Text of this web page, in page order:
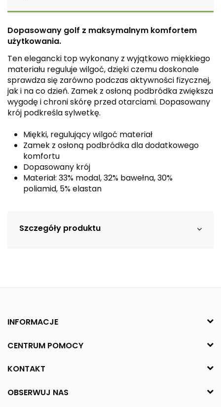
Dopasowany golf z maksymalnym komfortem
użytkowania.
Ten elegancki top wykonany z wyjątkowo miękkiego
materiału reguluje wilgoć, dzięki czemu doskonale
sprawdza się zarówno podczas aktywności fizycznej,
jak i na co dzień. Zamek z osłoną podbródka zwiększa
wygodę i chroni skórę przed otarciami. Dopasowany
krój podkreśla sylwetkę.
Miękki, regulujący wilgoć materiał
Zamek z osłoną podbródka dla dodatkowego
komfortu
Dopasowany krój
Materiał: 33% modal, 32% bawełna, 30%
poliamid, 5% elastan
Szczegóły produktu
INFORMACJE
CENTRUM POMOCY
KONTAKT
OBSERWUJ NAS